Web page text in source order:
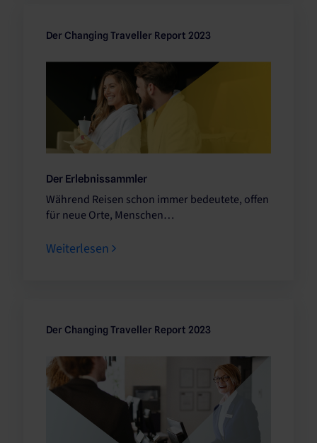
Der Changing Traveller Report 2023
Der Erlebnissammler
Während Reisen schon immer bedeutete, offen
für neue Orte, Menschen…
Weiterlesen
Der Changing Traveller Report 2023